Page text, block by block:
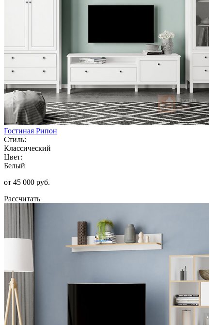
Гостиная Рипон
Стиль:
Классический
Цвет:
Белый
от 45 000 руб.
Рассчитать